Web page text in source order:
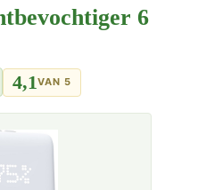
6
4,1VAN 5